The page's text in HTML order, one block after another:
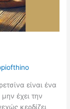
είναι ένα
έχει την
κερδίζει